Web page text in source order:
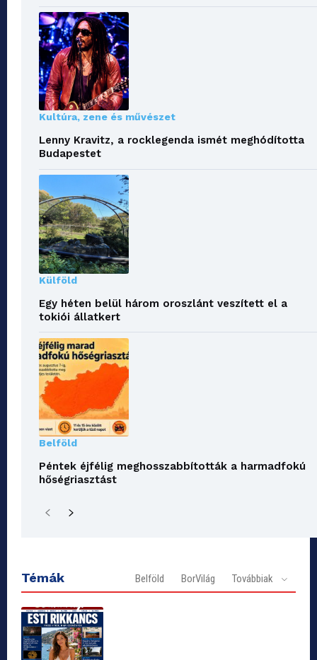
Kultúra, zene és művészet
Lenny Kravitz, a rocklegenda ismét meghódította
Budapestet
Külföld
Egy héten belül három oroszlánt veszített el a
tokiói állatkert
Belföld
Péntek éjfélig meghosszabbították a harmadfokú
hőségriasztást
Témák Belföld BorVilág Továbbiak